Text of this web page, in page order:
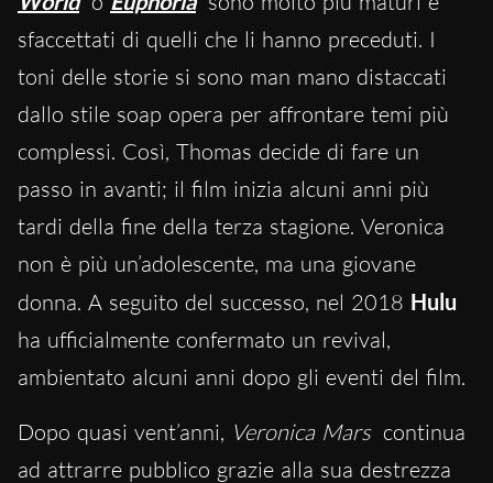
sfaccettati di quelli che li hanno preceduti. I
toni delle storie si sono man mano distaccati
dallo stile soap opera per affrontare temi più
complessi. Così, Thomas decide di fare un
passo in avanti; il film inizia alcuni anni più
tardi della fine della terza stagione. Veronica
non è più un’adolescente, ma una giovane
donna. A seguito del successo, nel 2018 Hulu
ha ufficialmente confermato un revival,
ambientato alcuni anni dopo gli eventi del film.
Dopo quasi vent’anni, Veronica Mars continua
ad attrarre pubblico grazie alla sua destrezza